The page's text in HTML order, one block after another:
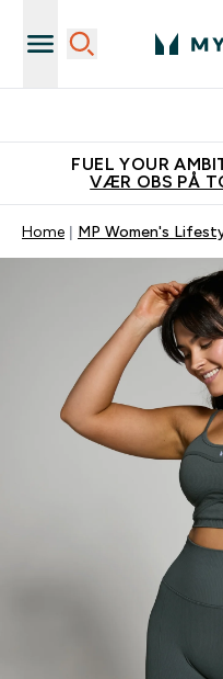
FUEL YOUR
VÆR OBS PÅ
Home MP Women's